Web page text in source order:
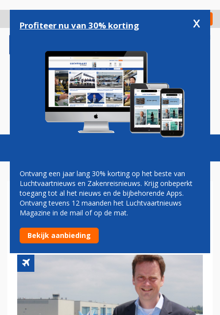
gaan
Check in
Magazine Podcasts Vacatures
VOORMALIG TUI FLY-
TOPMAN HANS VAN DE
VELDE VERTREKT
Profiteer nu van 30% korting x
Ontvang een jaar lang 30% korting op het beste van
Luchtvaartnieuws en Zakenreisnieuws. Krijg onbeperkt
toegang tot al het nieuws en de bijbehorende Apps.
Ontvang tevens 12 maanden het Luchtvaartnieuws
Magazine in de mail of op de mat.
Bekijk aanbieding